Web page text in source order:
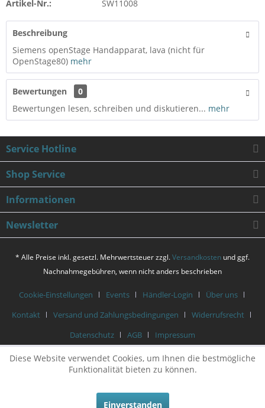
Artikel-Nr.: SW11008
Beschreibung
Siemens openStage Handapparat, lava (nicht für
OpenStage80) mehr
Bewertungen
0
Bewertungen lesen, schreiben und diskutieren... mehr
Service Hotline
Shop Service
Informationen
Newsletter
* Alle Preise inkl. gesetzl. Mehrwertsteuer zzgl.Versandkosten und ggf.
Nachnahmegebühren, wenn nicht anders beschrieben
Cookie-Einstellungen Events Händler-Login
Über uns
Kontakt
Versand und Zahlungsbedingungen
Widerrufsrecht
Datenschutz
AGB Impressum
Diese Website verwendet Cookies, um Ihnen die bestmögliche
Funktionalität bieten zu können.
Einverstanden